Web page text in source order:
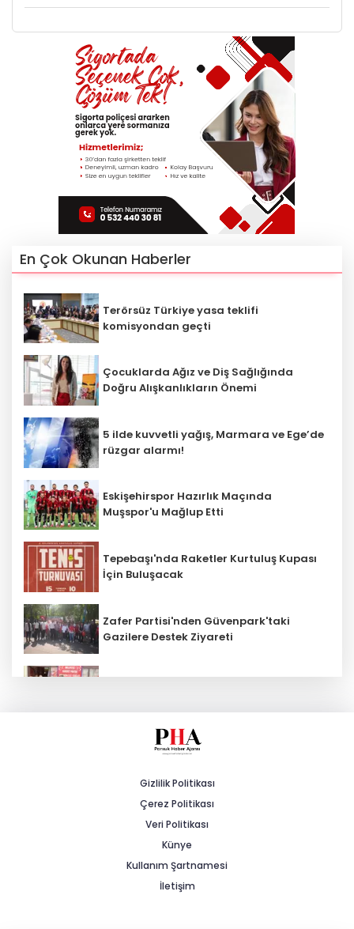
En Çok Okunan Haberler
Terörsüz Türkiye yasa teklifi
komisyondan geçti
Çocuklarda Ağız ve Diş Sağlığında
Doğru Alışkanlıkların Önemi
5 ilde kuvvetli yağış, Marmara ve Ege’de
rüzgar alarmı!
Eskişehirspor Hazırlık Maçında
Muşspor'u Mağlup Etti
Tepebaşı'nda Raketler Kurtuluş Kupası
İçin Buluşacak
Zafer Partisi'nden Güvenpark'taki
Gazilere Destek Ziyareti
AK Parti İl Başkanı Albayrak: "Esnafı
Şiddetli Karın Ağrısına Dikkat!
Sağlık çalışanlarından ücret ve
emeklilik reformu çağrısı
Gizlilik Politikası
Çerez Politikası
Veri Politikası
Künye
Kullanım Şartnamesi
İletişim